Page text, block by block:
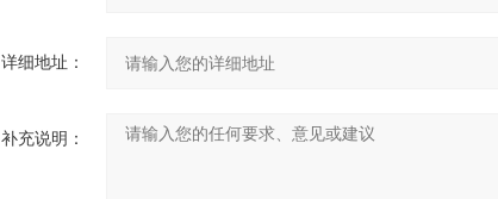
详细地址：
补充说明：